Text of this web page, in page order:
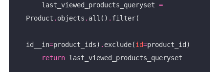
    last_viewed_products_queryset
=
Product . objects . all() .
id__in=product_ids) . exclude(id=
return